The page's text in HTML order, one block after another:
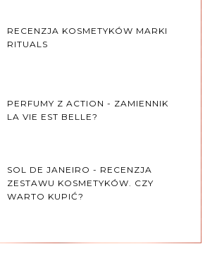
RECENZJA KOSMETYKÓW MARKI
RITUALS
PERFUMY Z ACTION - ZAMIENNIK
LA VIE EST BELLE?
SOL DE JANEIRO - RECENZJA
ZESTAWU KOSMETYKÓW. CZY
WARTO KUPIĆ?